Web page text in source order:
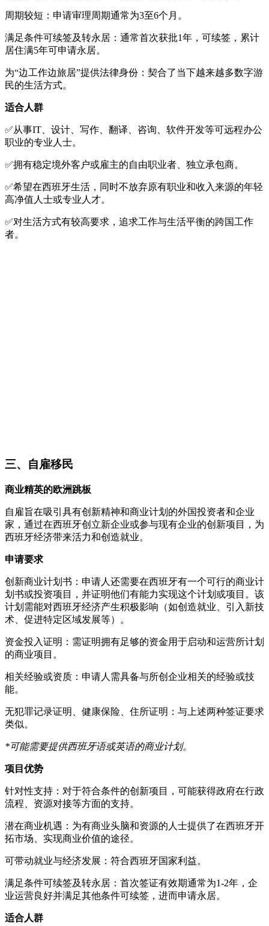
周期较短：申请审理周期通常为3至6个月。
满足条件可续签及转永居：通常首次获批1年，可续签，累计
居住满5年可申请永居。
为“边工作边旅居”提供法律身份：契合了当下越来越多数字游
民的生活方式。
适合人群
✅从事IT、设计、写作、翻译、咨询、软件开发等可远程办公
职业的专业人士。
✅拥有稳定境外客户或雇主的自由职业者、独立承包商。
✅希望在西班牙生活，同时不放弃原有职业和收入来源的年轻
高净值人士或专业人才。
✅对生活方式有较高要求，追求工作与生活平衡的跨国工作
者。
三、自雇移民
商业精英的欧洲跳板
自雇旨在吸引具有创新精神和商业计划的外国投资者和企业
家，通过在西班牙创立新企业或参与现有企业的创新项目，为
西班牙经济带来活力和创造就业。
申请要求
创新商业计划书：申请人还需要在西班牙有一个可行的商业计
划书或投资项目，并证明他们有能力实现这个计划或项目。该
计划需能对西班牙经济产生积极影响（如创造就业、引入新技
术、促进特定区域发展等）。
资金投入证明：需证明拥有足够的资金用于启动和运营所计划
的商业项目。
相关经验或资质：申请人需具备与所创企业相关的经验或技
能。
无犯罪记录证明、健康保险、住所证明：与上述两种签证要求
类似。
*可能需要提供西班牙语或英语的商业计划。
项目优势
针对性支持：对于符合条件的创新项目，可能获得政府在行政
流程、资源对接等方面的支持。
潜在商业机遇：为有商业头脑和资源的人士提供了在西班牙开
拓市场、实现商业价值的途径。
可带动就业与经济发展：符合西班牙国家利益。
满足条件可续签及转永居：首次签证有效期通常为1-2年，企
业运营良好并满足其他条件可续签，进而申请永居。
适合人群